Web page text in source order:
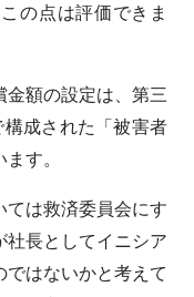
の点は評価できま
額の設定は、第三
成された「被害者
す。
は救済委員会にす
長としてイニシア
はないかと考えて